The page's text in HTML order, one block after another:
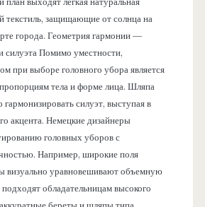
защищающие от солнца на
города. Геометрия гармонии —
силуэта Помимо уместности,
при выборе головного убора является
тела и форме лица. Шляпа
гармонизировать силуэт, выступая в
акцента. Немецкие дизайнеры
головных уборов с
Например, широкие поля
визуально уравновешивают объемную
обладательницам высокого